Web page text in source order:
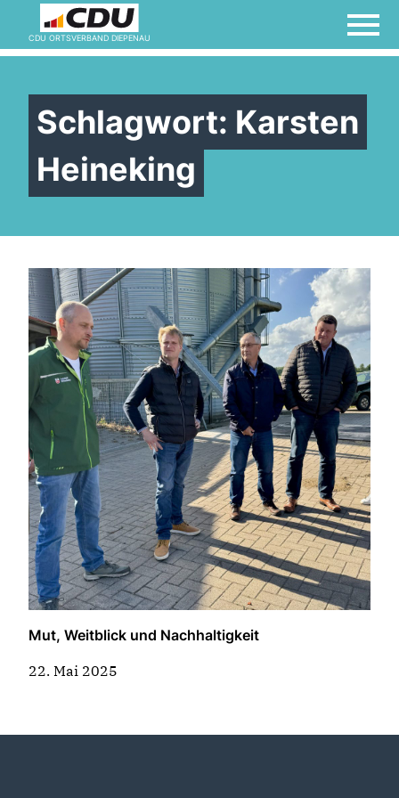
CDU ORTSVERBAND DIEPENAU
Schlagwort: Karsten
Heineking
Mut, Weitblick und Nachhaltigkeit
22. Mai 2025